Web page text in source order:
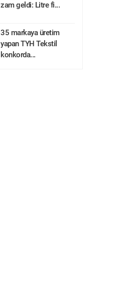
zam geldi: Litre fi...
35 markaya üretim
yapan TYH Tekstil
konkorda...